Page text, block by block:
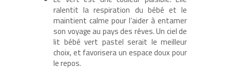
ralentit la respiration du bébé et le
maintient calme pour l’aider à entamer
son voyage au pays des rêves. Un ciel de
lit bébé vert pastel serait le meilleur
choix, et favorisera un espace doux pour
le repos.